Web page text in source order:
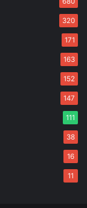
320
171
163
152
147
111
38
16
11